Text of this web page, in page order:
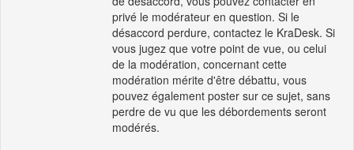
privé le modérateur en question. Si le
désaccord perdure, contactez le KraDesk. Si
vous jugez que votre point de vue, ou celui
de la modération, concernant cette
modération mérite d'être débattu, vous
pouvez également poster sur ce sujet, sans
perdre de vu que les débordements seront
modérés.